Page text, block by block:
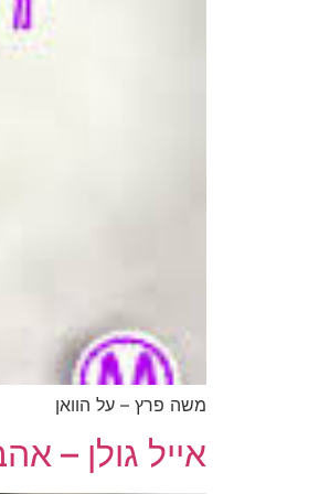
משה פרץ – על הוואן
אייל גולן –